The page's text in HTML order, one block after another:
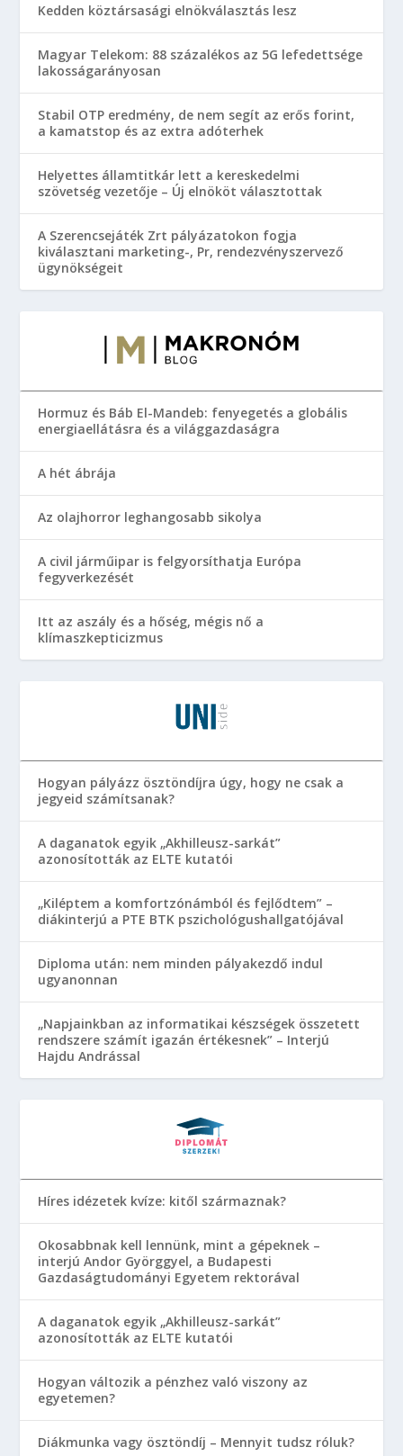
Kedden köztársasági elnökválasztás lesz
Magyar Telekom: 88 százalékos az 5G lefedettsége
lakosságarányosan
Stabil OTP eredmény, de nem segít az erős forint,
a kamatstop és az extra adóterhek
Helyettes államtitkár lett a kereskedelmi
szövetség vezetője – Új elnököt választottak
A Szerencsejáték Zrt pályázatokon fogja
kiválasztani marketing-, Pr, rendezvényszervező
ügynökségeit
Hormuz és Báb El-Mandeb: fenyegetés a globális
energiaellátásra és a világgazdaságra
A hét ábrája
Az olajhorror leghangosabb sikolya
A civil járműipar is felgyorsíthatja Európa
fegyverkezését
Itt az aszály és a hőség, mégis nő a
klímaszkepticizmus
Hogyan pályázz ösztöndíjra úgy, hogy ne csak a
jegyeid számítsanak?
A daganatok egyik „Akhilleusz-sarkát”
azonosították az ELTE kutatói
„Kiléptem a komfortzónámból és fejlődtem” –
diákinterjú a PTE BTK pszichológushallgatójával
Diploma után: nem minden pályakezdő indul
ugyanonnan
„Napjainkban az informatikai készségek összetett
rendszere számít igazán értékesnek” – Interjú
Hajdu Andrással
Híres idézetek kvíze: kitől származnak?
Okosabbnak kell lennünk, mint a gépeknek –
interjú Andor Györggyel, a Budapesti
Gazdaságtudományi Egyetem rektorával
A daganatok egyik „Akhilleusz-sarkát”
azonosították az ELTE kutatói
Hogyan változik a pénzhez való viszony az
egyetemen?
Diákmunka vagy ösztöndíj – Mennyit tudsz róluk?